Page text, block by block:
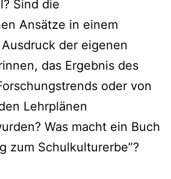
Sind die
Ansätze in einem
der eigenen
das Ergebnis des
oder von
Lehrplänen
Was macht ein Buch
zum Schulkulturerbe”?